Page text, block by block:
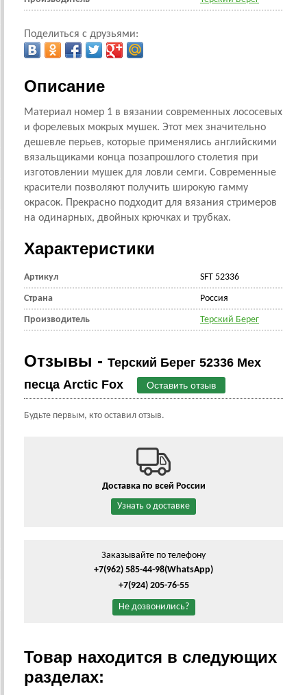
Поделиться с друзьями:
Описание
Материал номер 1 в вязании современных лососевых
и форелевых мокрых мушек. Этот мех значительно
дешевле перьев, которые применялись английскими
вязальщиками конца позапрошлого столетия при
изготовлении мушек для ловли семги. Современные
красители позволяют получить широкую гамму
окрасок. Прекрасно подходит для вязания стримеров
на одинарных, двойных крючках и трубках.
Характеристики
Артикул SFT 52336
Страна Россия
Производитель Терский Берег
Отзывы - Терский Берег 52336 Мех
песца Arctic Fox
Оставить отзыв
Будьте первым, кто оставил отзыв.
Доставка по всей России
Узнать о доставке
Заказывайте по телефону
+7(962) 585-44-98(WhatsApp)
+7(924) 205-76-55
Не дозвонились?
Товар находится в следующих
разделах: